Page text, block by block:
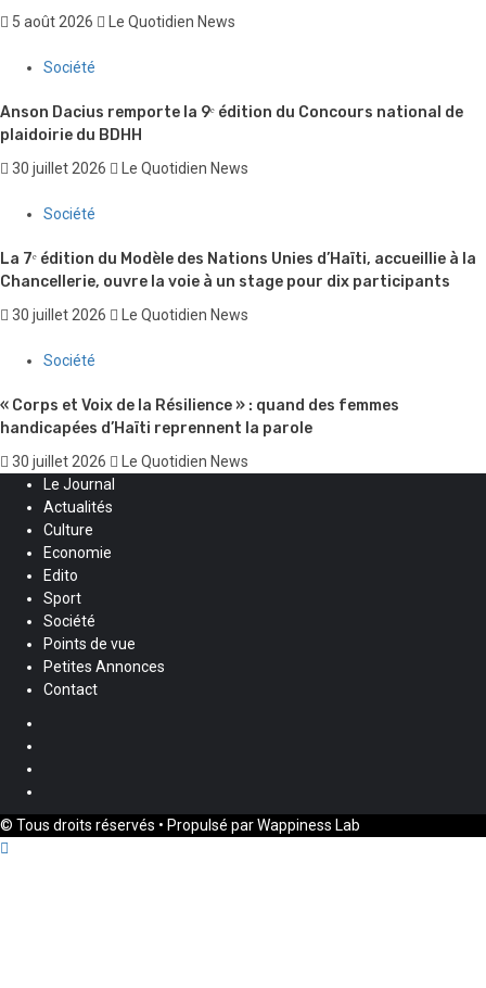
5 août 2026 Le Quotidien News
Société
Anson Dacius remporte la 9ᵉ édition du Concours national de
plaidoirie du BDHH
30 juillet 2026 Le Quotidien News
Société
La 7ᵉ édition du Modèle des Nations Unies d’Haïti, accueillie à la
Chancellerie, ouvre la voie à un stage pour dix participants
30 juillet 2026 Le Quotidien News
Société
« Corps et Voix de la Résilience » : quand des femmes
handicapées d’Haïti reprennent la parole
30 juillet 2026
Le Quotidien News
Le Journal
Actualités
Culture
Economie
Edito
Sport
Société
Points de vue
Petites Annonces
Contact
© Tous droits réservés • Propulsé par Wappiness Lab